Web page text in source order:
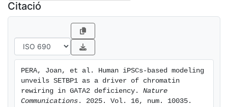
occurring with ASXL1. Our study establishes an iPSC-
based model of GATA2 deficiency, offering new
insights into myeloid disease progression and a
platform for testing future therapeutic strategies.
Citació
PERA, Joan, et al. Human iPSCs-based modeling
unveils SETBP1 as a driver of chromatin
rewiring in GATA2 deficiency. Nature
Communications . 2025. Vol. 16, num. 10035.